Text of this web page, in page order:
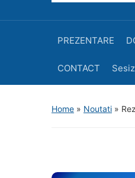
PREZENTARE
CONTACT
Home » Noutati »